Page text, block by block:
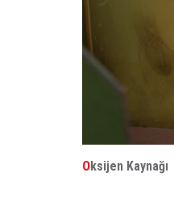
Oksijen Kaynağı